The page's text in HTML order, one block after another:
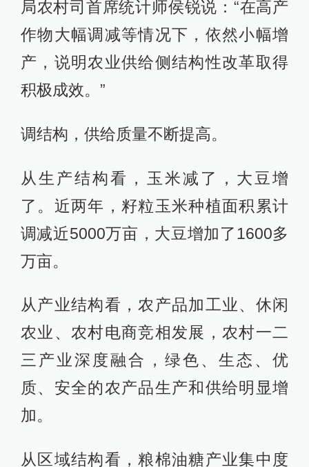
局农村司首席统计师侯锐说：“在高产
作物大幅调减等情况下，依然小幅增
产，说明农业供给侧结构性改革取得
积极成效。”
调结构，供给质量不断提高。
从生产结构看，玉米减了，大豆增
了。近两年，籽粒玉米种植面积累计
调减近5000万亩，大豆增加了1600多
万亩。
从产业结构看，农产品加工业、休闲
农业、农村电商竞相发展，农村一二
三产业深度融合，绿色、生态、优
质、安全的农产品生产和供给明显增
加。
从区域结构看，粮棉油糖产业集中度